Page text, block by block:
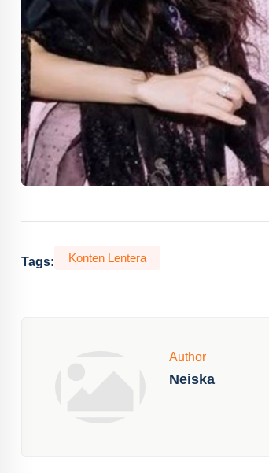
Tags: Konten Lentera
Author
Neiska